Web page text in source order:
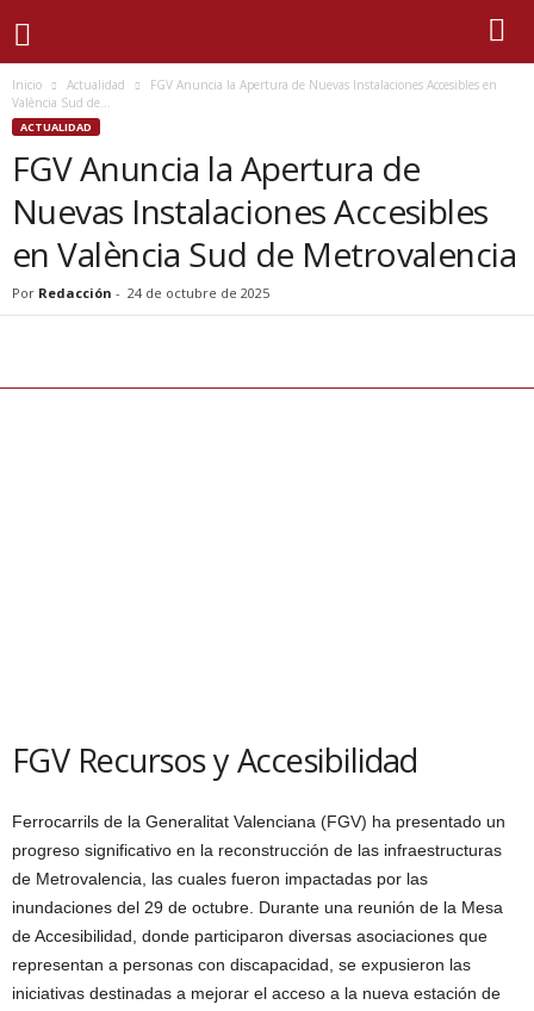
Inicio Actualidad
FGV Anuncia la Apertura de Nuevas Instalaciones Accesibles en
València Sud de...
ACTUALIDAD
FGV Anuncia la Apertura de
Nuevas Instalaciones Accesibles
en València Sud de Metrovalencia
Por Redacción - 24 de octubre de 2025
FGV Recursos y Accesibilidad
Ferrocarrils de la Generalitat Valenciana (FGV) ha presentado un
progreso significativo en la reconstrucción de las infraestructuras
de Metrovalencia, las cuales fueron impactadas por las
inundaciones del 29 de octubre. Durante una reunión de la Mesa
de Accesibilidad, donde participaron diversas asociaciones que
representan a personas con discapacidad, se expusieron las
iniciativas destinadas a mejorar el acceso a la nueva estación de